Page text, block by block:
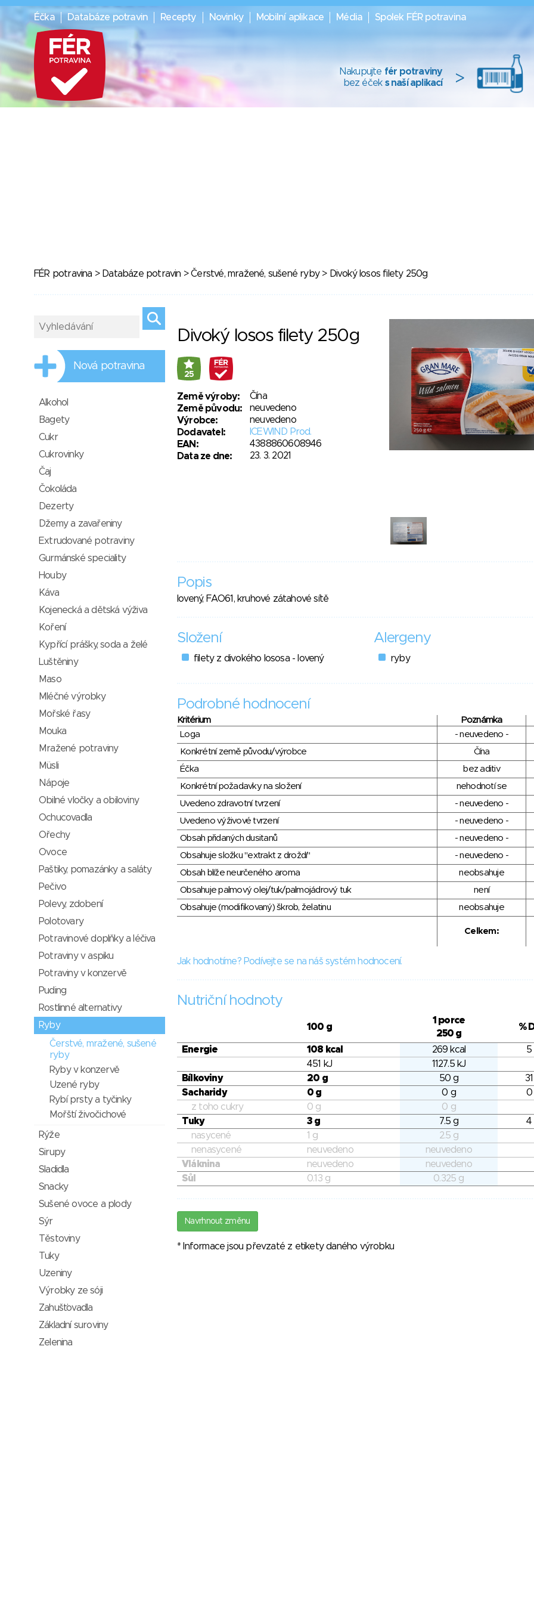
Éčka Databáze potravin Recepty Novinky Mobilní aplikace Média Spolek FÉR potravina
Nakupujte fér potraviny
bez éček s naší aplikací >
FÉR potravina > Databáze potravin >Čerstvé, mražené, sušené ryby> Divoký losos filety 250g
Divoký losos filety 250g
25
Země výroby:
Čína
Země původu:
neuvedeno
Výrobce:
neuvedeno
Dodavatel:
ICEWIND Prod.
EAN:
4388860608946
Data ze dne:
23. 3. 2021
Popis
lovený, FAO61, kruhové zátahové sítě
Složení
filety z divokého lososa - lovený
Alergeny
ryby
Podrobné hodnocení
Kritérium Poznámka
Loga
- neuvedeno -
Konkrétní země původu/výrobce
Čína
Éčka
bez aditiv
Konkrétní požadavky na složení
nehodnotí se
Uvedeno zdravotní tvrzení
- neuvedeno -
Uvedeno výživové tvrzení
- neuvedeno -
Obsah přidaných dusitanů
- neuvedeno -
Obsahuje složku "extrakt z droždí"
- neuvedeno -
Obsah blíže neurčeného aroma
neobsahuje
Obsahuje palmový olej/tuk/palmojádrový tuk
není
Obsahuje (modifikovaný) škrob, želatinu
neobsahuje
Celkem:
Jak hodnotíme? Podívejte se na náš systém hodnocení.
Nutriční hodnoty
100 g
1 porce
250 g
%
Energie 108 kcal 269 kcal
5
451 kJ
1127.5 kJ
Bílkoviny
20 g 50 g
Sacharidy
0 g 0 g
0
z toho cukry
0 g
0 g
Tuky
3 g 7.5 g
4
nasycené
1 g
2.5 g
nenasycené
neuvedeno
neuvedeno
Vláknina
neuvedeno
neuvedeno
Sůl
0.13 g 0.325 g
Navrhnout změnu
* Informace jsou převzaté z etikety daného výrobku
Nová potravina
Alkohol
Bagety
Cukr
Cukrovinky
Čaj
Čokoláda
Dezerty
Džemy a zavařeniny
Extrudované potraviny
Gurmánské speciality
Houby
Káva
Kojenecká a dětská výživa
Koření
Kypřící prášky, soda a želé
Luštěniny
Maso
Mléčné výrobky
Mořské řasy
Mouka
Mražené potraviny
Müsli
Nápoje
Obilné vločky a obiloviny
Ochucovadla
Ořechy
Ovoce
Paštiky, pomazánky a saláty
Pečivo
Polevy, zdobení
Polotovary
Potravinové doplňky a léčiva
Potraviny v aspiku
Potraviny v konzervě
Puding
Rostlinné alternativy
Ryby
Čerstvé, mražené, sušené
ryby
Ryby v konzervě
Uzené ryby
Rybí prsty a tyčinky
Mořští živočichové
Rýže
Sirupy
Sladidla
Snacky
Sušené ovoce a plody
Sýr
Těstoviny
Tuky
Uzeniny
Výrobky ze sóji
Zahušťovadla
Základní suroviny
Zelenina